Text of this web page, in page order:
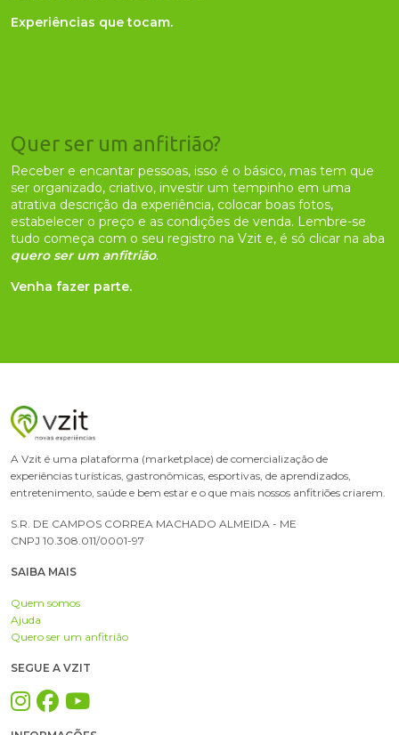
Experiências que tocam.
Quer ser um anfitrião?
Receber e encantar pessoas, isso é o básico, mas tem que
ser organizado, criativo, investir um tempinho em uma
atrativa descrição da experiência, colocar boas fotos,
estabelecer o preço e as condições de venda. Lembre-se
tudo começa com o seu registro na Vzit e, é só clicar na aba
quero ser um anfitrião.
Venha fazer parte.
A Vzit é uma plataforma (marketplace) de comercialização de
experiências turísticas, gastronômicas, esportivas, de aprendizados,
entretenimento, saúde e bem estar e o que mais nossos anfitriões criarem.
S.R. DE CAMPOS CORREA MACHADO ALMEIDA - ME
CNPJ 10.308.011/0001-97
SAIBA MAIS
Quem somos
Ajuda
Quero ser um anfitrião
SEGUE A VZIT